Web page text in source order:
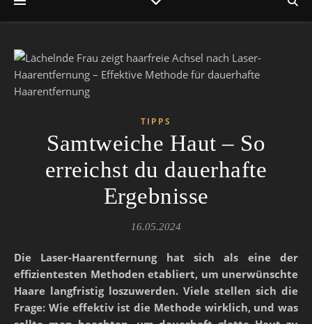
TIPPS
Samtweiche Haut – So
erreichst du dauerhafte
Ergebnisse
16.05.2024
Die Laser-Haarentfernung hat sich als eine der
effizientesten Methoden etabliert, um unerwünschte
Haare langfristig loszuwerden. Viele stellen sich die
Frage: Wie effektiv ist die Methode wirklich, und was